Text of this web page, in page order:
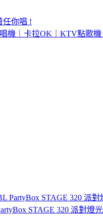
任你唱 !
機｜卡拉OK｜KTV點歌機
PartyBox STAGE 320 派
STAGE 320 派對燈